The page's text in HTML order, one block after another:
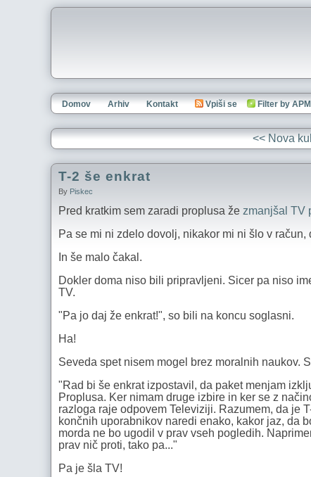
Domov Arhiv Kontakt Vpiši se Filter by
<< Nova
T-2 še enkrat
By Piskec
Pred kratkim sem zaradi proplusa že zmanjšal TV
Pa se mi ni zdelo dovolj, nikakor mi ni šlo v
In še malo čakal.
Dokler doma niso bili pripravljeni. Sicer pa niso
TV.
"Pa jo daj že enkrat!", so bili na koncu soglasni.
Ha!
Seveda spet nisem mogel brez moralnih naukov.
"Rad bi še enkrat izpostavil, da paket menjam
Proplusa. Ker nimam druge izbire in ker se z
razloga raje odpovem Televiziji. Razumem, da je
končnih uporabnikov naredi enako, kakor jaz, da
morda ne bo ugodil v prav vseh pogledih.
prav nič proti, tako pa..."
Pa je šla TV!